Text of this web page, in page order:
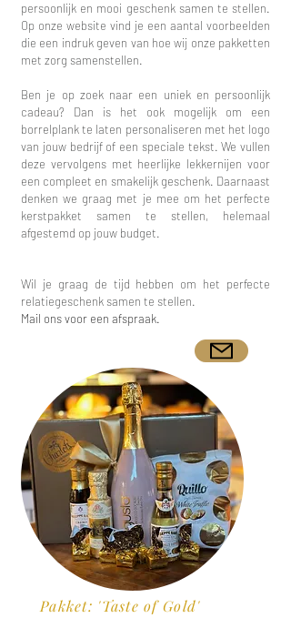
persoonlijk en mooi geschenk samen te stellen.
Op onze website vind je een aantal voorbeelden
die een indruk geven van hoe wij onze pakketten
met zorg samenstellen.
Ben je op zoek naar een uniek en persoonlijk
cadeau? Dan is het ook mogelijk om een
borrelplank te laten personaliseren met het logo
van jouw bedrijf of een speciale tekst. We vullen
deze vervolgens met heerlijke lekkernijen voor
een compleet en smakelijk geschenk. Daarnaast
denken we graag met je mee om het perfecte
kerstpakket samen te stellen, helemaal
afgestemd op jouw budget.
Wil je graag de tijd hebben om het perfecte
relatiegeschenk samen te stellen.
Mail ons voor een afspraak.
Pakket: 'Taste of Gold'